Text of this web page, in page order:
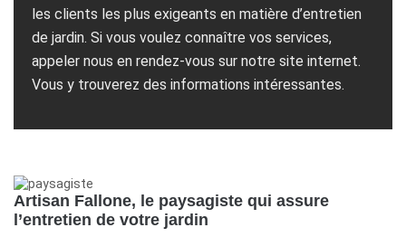
les clients les plus exigeants en matière d’entretien
de jardin. Si vous voulez connaître vos services,
appeler nous en rendez-vous sur notre site internet.
Vous y trouverez des informations intéressantes.
Artisan Fallone, le paysagiste qui assure
l’entretien de votre jardin